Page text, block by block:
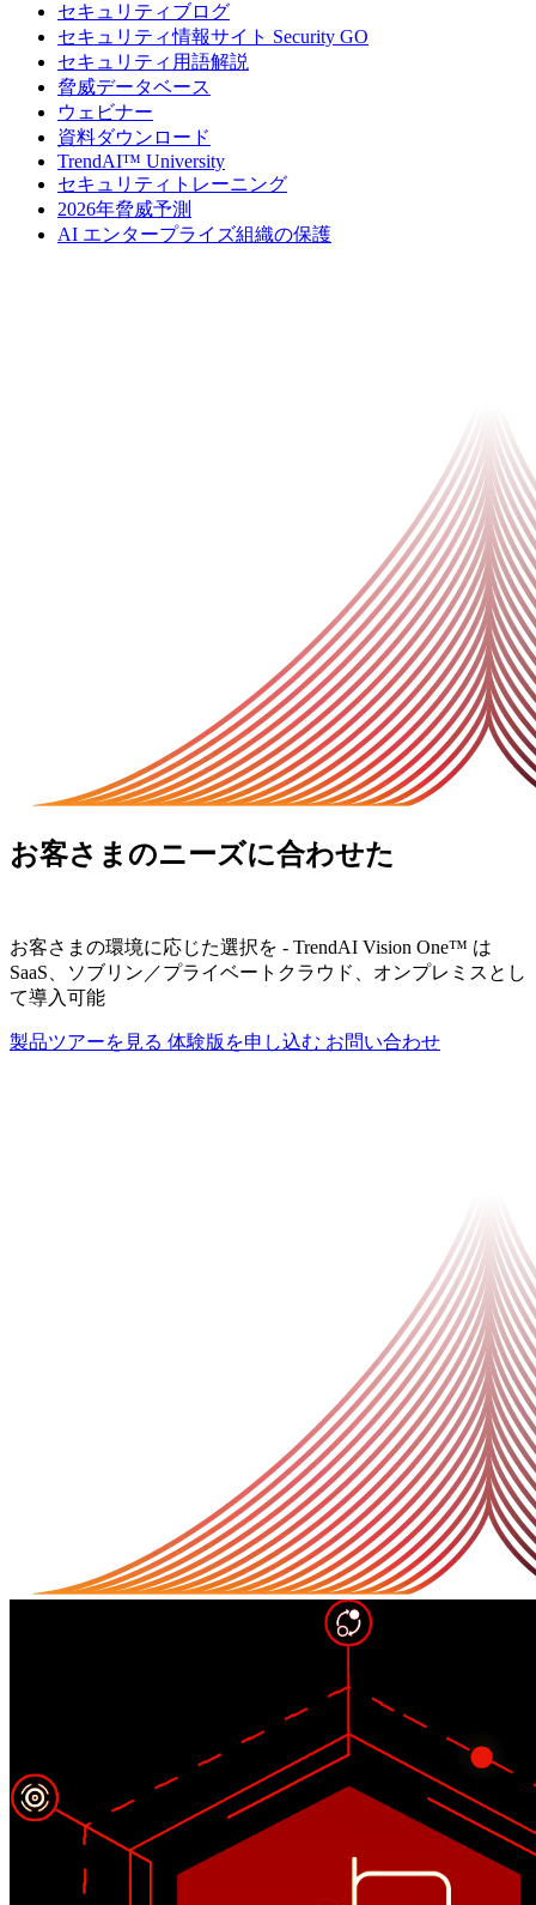
セキュリティブログ
セキュリティ情報サイト Security GO
セキュリティ用語解説
脅威データベース
ウェビナー
資料ダウンロード
TrendAI™ University
セキュリティトレーニング
2026年脅威予測
AI エンタープライズ組織の保護
お客さまのニーズに合わせた
お客さまの環境に応じた選択を - TrendAI Vision One™ は
SaaS、ソブリン／プライベートクラウド、オンプレミスとし
て導入可能
製品ツアーを見る 体験版を申し込む お問い合わせ